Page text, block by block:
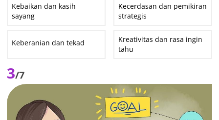
Kebaikan dan kasih
sayang
Kecerdasan dan pemikiran
strategis
Keberanian dan tekad
Kreativitas dan rasa ingin
tahu
3/7